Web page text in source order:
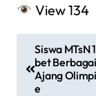
View134
a
Siswa MTsN
bet
Ajang
e